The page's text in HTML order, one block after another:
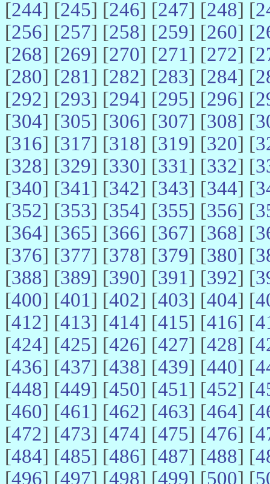
[244] [245] [246] [247] [248] [
[256] [257] [258] [259] [260] [
[268] [269] [270] [271] [272] [
[280] [281] [282] [283] [284] [
[292] [293] [294] [295] [296] [
[304] [305] [306] [307] [308] [
[316] [317] [318] [319] [320] [
[328] [329] [330] [331] [332] [
[340] [341] [342] [343] [344] [
[352] [353] [354] [355] [356] [
[364] [365] [366] [367] [368] [
[376] [377] [378] [379] [380] [
[388] [389] [390] [391] [392] [
[400] [401] [402] [403] [404] [
[412] [413] [414] [415] [416] [
[424] [425] [426] [427] [428] [
[436] [437] [438] [439] [440] [
[448] [449] [450] [451] [452] [
[460] [461] [462] [463] [464] [
[472] [473] [474] [475] [476] [
[484] [485] [486] [487] [488] [
[496] [497] [498] [499] [500] [